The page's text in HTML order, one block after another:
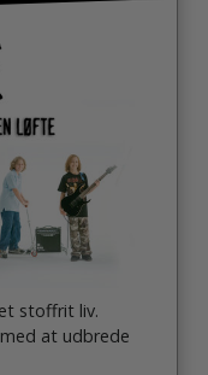
stoffrit liv.
at udbrede